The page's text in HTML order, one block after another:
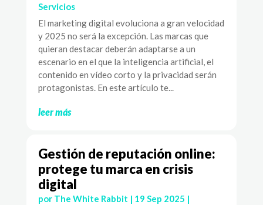
Servicios
El marketing digital evoluciona a gran velocidad
y 2025 no será la excepción. Las marcas que
quieran destacar deberán adaptarse a un
escenario en el que la inteligencia artificial, el
contenido en vídeo corto y la privacidad serán
protagonistas. En este artículo te...
leer más
Gestión de reputación online:
protege tu marca en crisis
digital
por The White Rabbit | 19 Sep 2025 |